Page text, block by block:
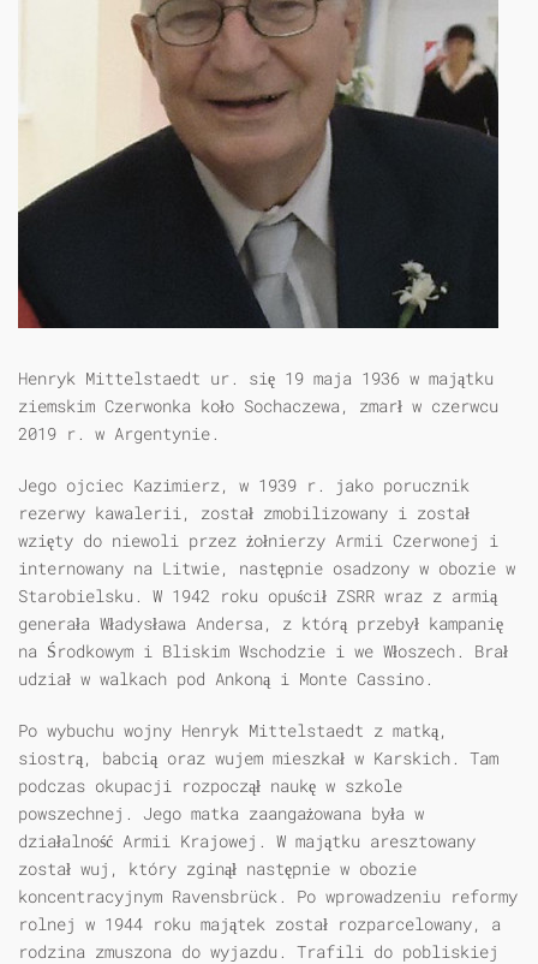
Henryk Mittelstaedt ur. się 19 maja 1936 w majątku
ziemskim Czerwonka koło Sochaczewa, zmarł w czerwcu
2019 r. w Argentynie.
Jego ojciec Kazimierz, w 1939 r. jako porucznik
rezerwy kawalerii, został zmobilizowany i został
wzięty do niewoli przez żołnierzy Armii Czerwonej i
internowany na Litwie, następnie osadzony w obozie w
Starobielsku. W 1942 roku opuścił ZSRR wraz z armią
generała Władysława Andersa, z którą przebył kampanię
na Środkowym i Bliskim Wschodzie i we Włoszech. Brał
udział w walkach pod Ankoną i Monte Cassino.
Po wybuchu wojny Henryk Mittelstaedt z matką,
siostrą, babcią oraz wujem mieszkał w Karskich. Tam
podczas okupacji rozpoczął naukę w szkole
powszechnej. Jego matka zaangażowana była w
działalność Armii Krajowej. W majątku aresztowany
został wuj, który zginął następnie w obozie
koncentracyjnym Ravensbrück. Po wprowadzeniu reformy
rolnej w 1944 roku majątek został rozparcelowany, a
rodzina zmuszona do wyjazdu. Trafili do pobliskiej